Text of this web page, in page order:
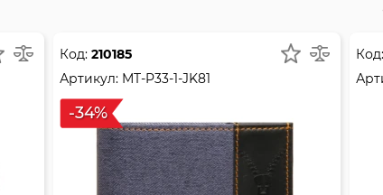
Код: 210185
Артикул: MT-P33-1-JK81
-34%
Код: